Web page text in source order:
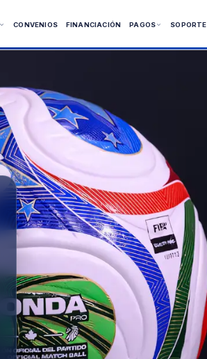
CONVENIOS FINANCIACIÓN PAGOS SOPORTE